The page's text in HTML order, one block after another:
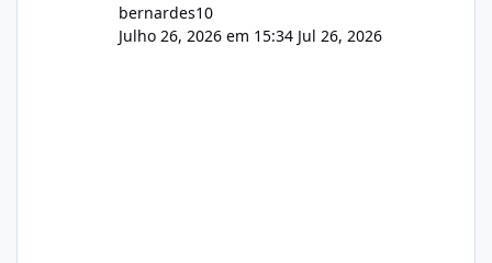
bernardes10
Julho 26, 2026 em 15:34 Jul 26, 2026